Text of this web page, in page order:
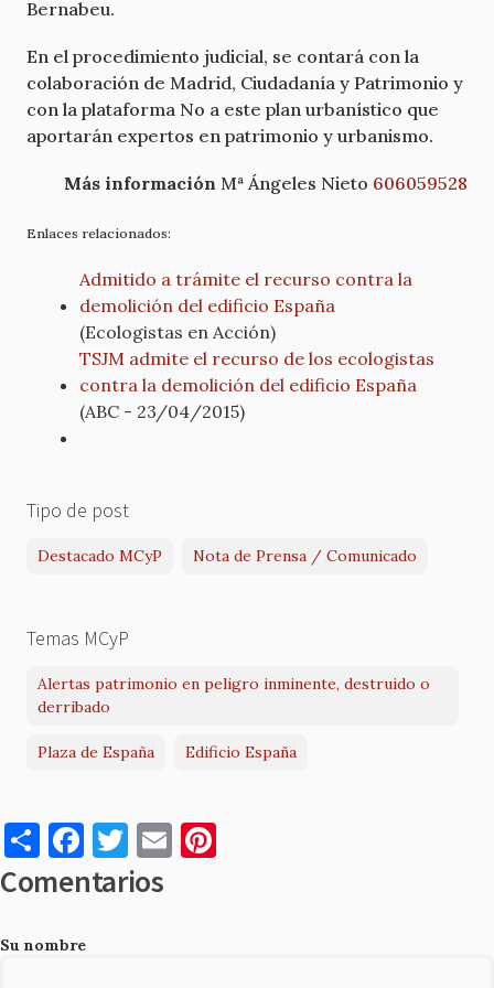
Bernabeu.
En el procedimiento judicial, se contará con la
colaboración de Madrid, Ciudadanía y Patrimonio y
con la plataforma No a este plan urbanístico que
aportarán expertos en patrimonio y urbanismo.
Más información Mª Ángeles Nieto 606059528
Enlaces relacionados:
Admitido a trámite el recurso contra la
demolición del edificio España
(Ecologistas en Acción)
TSJM admite el recurso de los ecologistas
contra la demolición del edificio España
(ABC - 23/04/2015)
Tipo de post
Destacado MCyP Nota de Prensa / Comunicado
Temas MCyP
Alertas patrimonio en peligro inminente, destruido o
derribado
Plaza de España Edificio España
S
h
ar
e
F
a
c
e
T
w
it
E
m
Comentarios
Su nombre